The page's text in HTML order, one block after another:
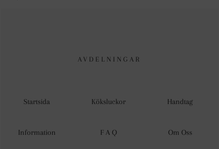
AVDELNINGAR
Startsida Köksluckor Handtag
Information F A Q Om Oss